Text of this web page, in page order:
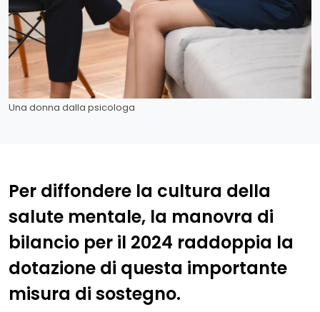
Una donna dalla psicologa
Per diffondere la cultura della
salute mentale, la manovra di
bilancio per il 2024 raddoppia la
dotazione di questa importante
misura di sostegno.